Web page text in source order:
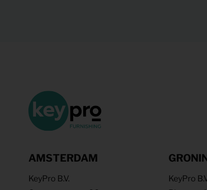
AMSTERDAM
KeyPro B.V.
KeyPro